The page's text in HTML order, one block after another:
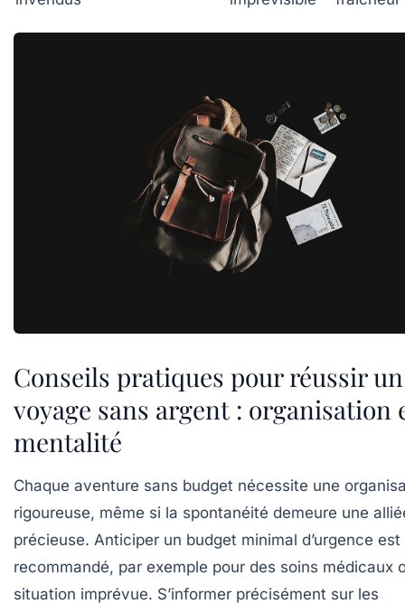
Conseils pratiques pour réussir un
voyage sans argent : organisation
mentalité
Chaque aventure sans budget nécessite une
rigoureuse, même si la spontanéité demeure une
précieuse. Anticiper un budget minimal d’urgence est
recommandé, par exemple pour des soins médicaux
situation imprévue. S’informer précisément sur les